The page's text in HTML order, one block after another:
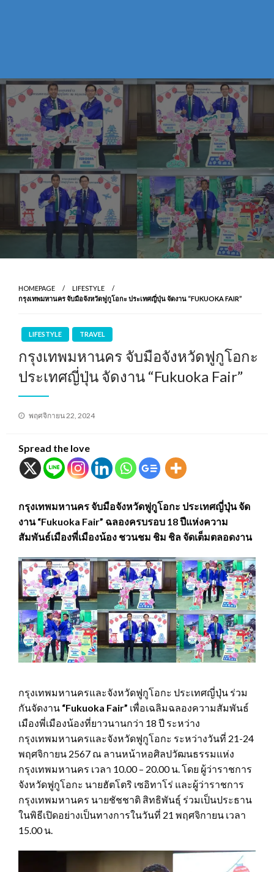
HOMEPAGE
LIFESTYLE
กรุงเทพมหานคร จับมือจังหวัดฟูกูโอกะ ประเทศญี่ปุ่น จัดงาน “FUKUOKA FAIR”
LIFESTYLE TRAVEL
กรุงเทพมหานคร จับมือจังหวัดฟูกูโอกะ
ประเทศญี่ปุ่น จัดงาน “Fukuoka Fair”
Posted
พฤศจิกายน 22, 2024
Spread the love
กรุงเทพมหานคร จับมือจังหวัดฟูกูโอกะ ประเทศญี่ปุ่น จัด
งาน “Fukuoka Fair” ฉลองครบรอบ 18 ปีแห่งความ
สัมพันธ์เมืองพี่เมืองน้อง ชวนชม ชิม ชิล จัดเต็มตลอดงาน
กรุงเทพมหานครและจังหวัดฟูกูโอกะ ประเทศญี่ปุ่น ร่วม
กันจัดงาน “Fukuoka Fair” เพื่อเฉลิมฉลองความสัมพันธ์
เมืองพี่เมืองน้องที่ยาวนานกว่า 18 ปี ระหว่าง
กรุงเทพมหานครและจังหวัดฟูกูโอกะ ระหว่างวันที่ 21-24
พฤศจิกายน 2567 ณ ลานหน้าหอศิลปวัฒนธรรมแห่ง
กรุงเทพมหานคร เวลา 10.00 – 20.00 น. โดย ผู้ว่าราชการ
จังหวัดฟูกูโอกะ นายฮัตโตริ เซอิทาโร่ และผู้ว่าราชการ
กรุงเทพมหานคร นายชัชชาติ สิทธิพันธุ์ ร่วมเป็นประธาน
ในพิธีเปิดอย่างเป็นทางการในวันที่ 21 พฤศจิกายน เวลา
15.00 น.